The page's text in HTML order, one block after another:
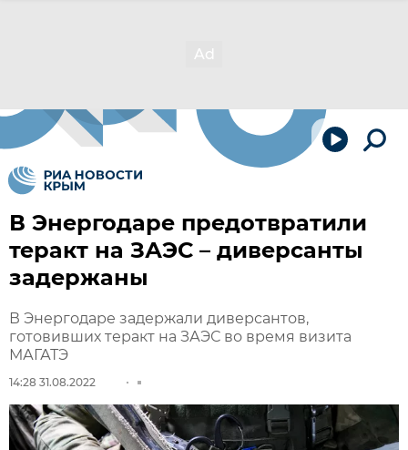
В Энергодаре предотвратили
теракт на ЗАЭС – диверсанты
задержаны
В Энергодаре задержали диверсантов,
готовивших теракт на ЗАЭС во время визита
МАГАТЭ
14:28 31.08.2022